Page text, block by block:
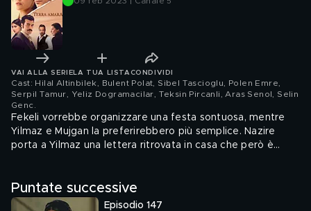
VAI ALLA SERIE LA TUA LISTA CONDIVIDI
Cast: Hilal Altinbilek, Bulent Polat, Sibel Tascioglu, Polen Emre,
Serpil Tamur, Yeliz Dogramacilar, Teksin Pircanli, Aras Senol, Selin
Genc
Fekeli vorrebbe organizzare una festa sontuosa, mentre
Yilmaz e Mujgan la preferirebbero più semplice. Nazire
porta a Yilmaz una lettera ritrovata in casa che però è
Puntate successive
Episodio 147